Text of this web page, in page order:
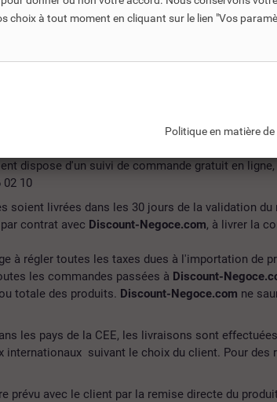
la société
et dans les
et de plus de 72h pour les colis de plus de 30kg
engagement de notre part, les retards dans les
dispose d'un suivi de commande gratuit en
10
soient livrées dans les 30 jours de la validation
contrat avec Discount-Negoce.com, à livrer la
à régler toutes les taxes dues à l'importation de
les commandes passées à Discount-
totale des produits. Discount-Negoce.com ne
les pays de la CEE, les livraisons sont
suivant le choix du client. Pour
avec le client par la remise directe du
choix à tout moment en cliquant sur le lien "Vos
Politique en matière